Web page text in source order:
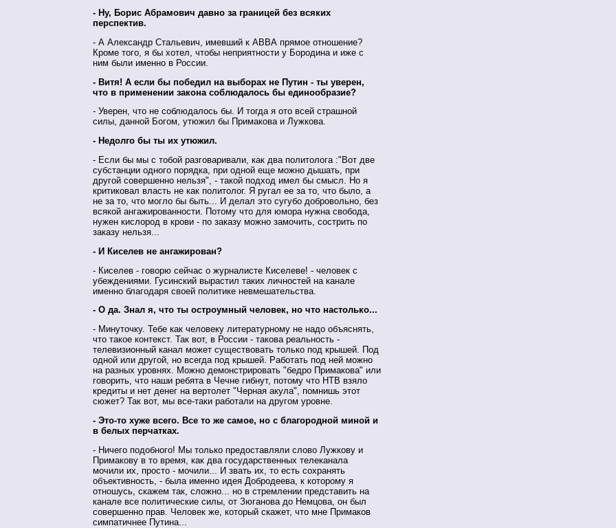
- Ну, Борис Абрамович давно за границей без всяких
перспектив.
- А Александр Стальевич, имевший к АВВА прямое отношение?
Кроме того, я бы хотел, чтобы неприятности у Бородина и иже с
ним были именно в России.
- Витя! А если бы победил на выборах не Путин - ты уверен,
что в применении закона соблюдалось бы единообразие?
- Уверен, что не соблюдалось бы. И тогда я ото всей страшной
силы, данной Богом, утюжил бы Примакова и Лужкова.
- Недолго бы ты их утюжил.
- Если бы мы с тобой разговаривали, как два политолога :"Вот две
субстанции одного порядка, при одной еще можно дышать, при
другой совершенно нельзя", - такой подход имел бы смысл. Но я
критиковал власть не как политолог. Я ругал ее за то, что было, а
не за то, что могло бы быть... И делал это сугубо добровольно, без
всякой ангажированности. Потому что для юмора нужна свобода,
нужен кислород в крови - по заказу можно замочить, сострить по
заказу нельзя...
- И Киселев не ангажирован?
- Киселев - говорю сейчас о журналисте Киселеве! - человек с
убеждениями. Гусинский вырастил таких личностей на канале
именно благодаря своей политике невмешательства.
- О да. Знал я, что ты остроумный человек, но что настолько...
- Минуточку. Тебе как человеку литературному не надо объяснять,
что такое контекст. Так вот, в России - такова реальность -
телевизионный канал может существовать только под крышей. Под
одной или другой, но всегда под крышей. Работать под ней можно
на разных уровнях. Можно демонстрировать "бедро Примакова" или
говорить, что наши ребята в Чечне гибнут, потому что НТВ взяло
кредиты и нет денег на вертолет "Черная акула", помнишь этот
сюжет? Так вот, мы все-таки работали на другом уровне.
- Это-то хуже всего. Все то же самое, но с благородной миной и
в белых перчатках.
- Ничего подобного! Мы только предоставляли слово Лужкову и
Примакову в то время, как два государственных телеканала
мочили их, просто - мочили... И звать их, то есть сохранять
объективность, - была именно идея Добродеева, к которому я
отношусь, скажем так, сложно... но в стремлении представить на
канале все политические силы, от Зюганова до Немцова, он был
совершенно прав. Человек же, который скажет, что мне Примаков
симпатичнее Путина...